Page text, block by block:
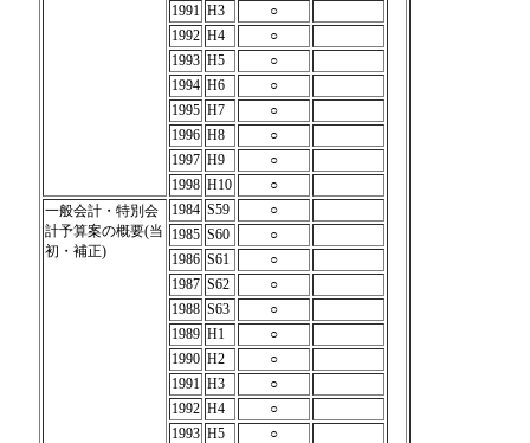
1991 H3
○
1992 H4
○
1993 H5
○
1994 H6
○
1995 H7
○
1996 H8
○
1997 H9
○
1998 H10
○
一般会計・特別会
計予算案の概要(当
初・補正)
1984 S59
○
1985 S60
○
1986 S61
○
1987 S62
○
1988 S63
○
1989 H1
○
1990 H2
○
1991 H3
○
1992 H4
○
1993 H5
○